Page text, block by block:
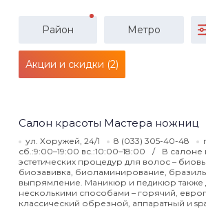
Район Метро
Акции и скидки (2)
Салон красоты Мастера ножниц
ул. Хоружей, 24/1 8 (033) 305-40-48
сб.:9:00–19:00 вс.:10:00–18:00
В салоне
эстетических процедур для волос –
биозавивка, биоламинирование,
выпрямление. Маникюр и педикюр также
несколькими способами – горячий,
классический обрезной, аппаратный и